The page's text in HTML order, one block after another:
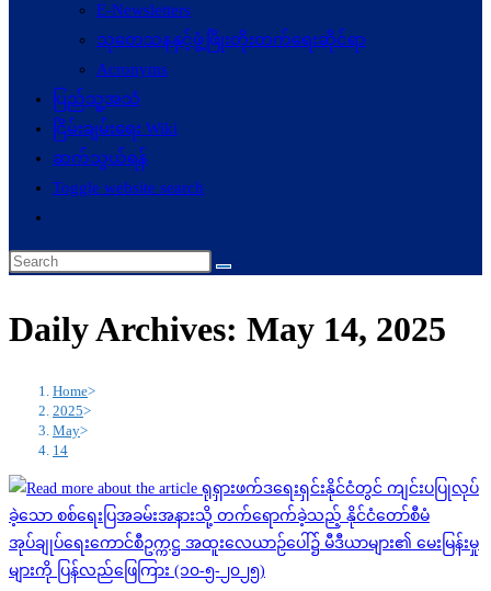
E-Newsletters
သုတေသနနှင့်ဖွံ့ဖြိုးတိုးတက်ရေးဆိုင်ရာ
Acronyms
ပြည်သူ့အသံ
ငြိမ်းချမ်းရေး Wiki
ဆက်သွယ်ရန်
Toggle website search
Daily Archives: May 14, 2025
Home>
2025>
May>
14